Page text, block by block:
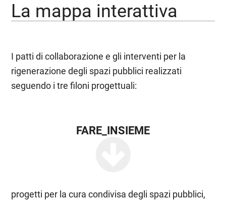
La mappa interattiva
I patti di collaborazione e gli interventi per la
rigenerazione degli spazi pubblici realizzati
seguendo i tre filoni progettuali:
FARE_INSIEME
progetti per la cura condivisa degli spazi pubblici,